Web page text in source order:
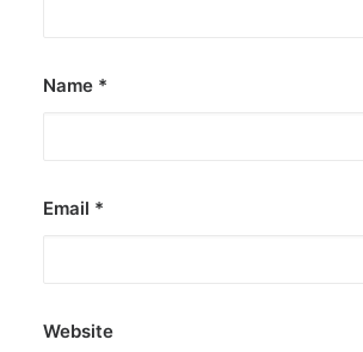
Name *
Email *
Website